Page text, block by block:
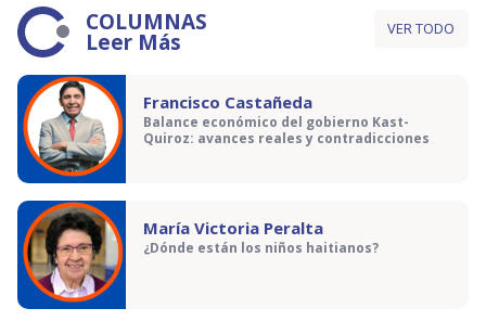
COLUMNAS
Leer Más VER TODO
Francisco Castañeda
Balance económico del gobierno Kast-
Quiroz: avances reales y contradicciones
María Victoria Peralta
¿Dónde están los niños haitianos?